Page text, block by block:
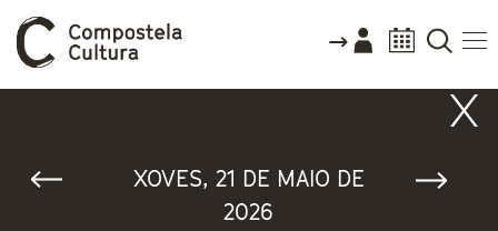
XOVES, 21 DE MAIO DE
2026